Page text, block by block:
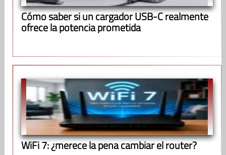
Cómo saber si un cargador USB-C realmente
ofrece la potencia prometida
WiFi 7: ¿merece la pena cambiar el router?